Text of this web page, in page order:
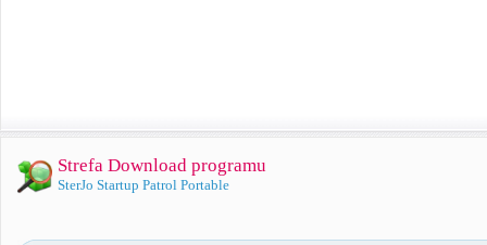
Strefa Download programu
SterJo Startup Patrol Portable